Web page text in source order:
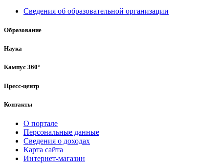
Сведения об образовательной организации
Образование
Наука
Кампус 360°
Пресс-центр
Контакты
О портале
Персональные данные
Сведения о доходах
Карта сайта
Интернет-магазин